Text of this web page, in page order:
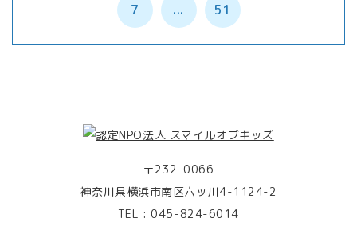
7 ... 51
〒232-0066
神奈川県横浜市南区六ッ川4-1124-2
TEL :045-824-6014